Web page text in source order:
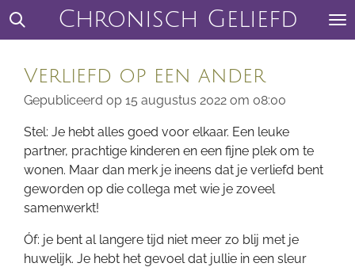
Ga
hoofdinhoud
Chronisch Geliefd
Verliefd op een ander
Gepubliceerd op 15 augustus 2022 om 08:00
Stel: Je hebt alles goed voor elkaar. Een leuke
partner, prachtige kinderen en een fijne plek om te
wonen. Maar dan merk je ineens dat je verliefd bent
geworden op die collega met wie je zoveel
samenwerkt!
Óf: je bent al langere tijd niet meer zo blij met je
huwelijk. Je hebt het gevoel dat jullie in een sleur